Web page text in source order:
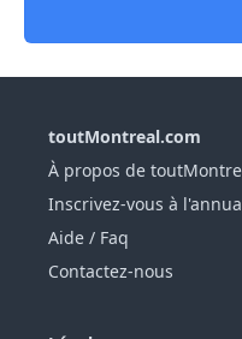
toutMontreal.com
À propos de
Inscrivez-vous à
Aide / Faq
Contactez-nous